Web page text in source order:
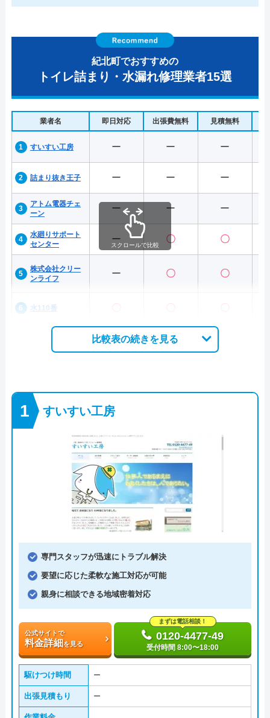
紀北町でおすすめの
トイレ詰まり・水漏れ修理業者15選
業者名 即日対応 出張費無料 見積無料
すいすい工房 ー ー ー
詰まり抜き王子 ー ー ー
アトム電器チェ
ーン
ー ー ー
水廻りサポート
センター
ー 〇 〇
株式会社クリー
ンライフ
ー 〇 〇
水110番
スクロールで比較
比較表の続きを見る
すいすい工房
専門スタッフが迅速にトラブル解決
要望に応じた柔軟な施工対応が可能
親身に相談できる地域密着対応
公式サイトで
料金詳細を見る
まずは電話相談！
0120-4477-49
受付時間 8:00〜18:00
駆けつけ時間 ー
出張見積もり ー